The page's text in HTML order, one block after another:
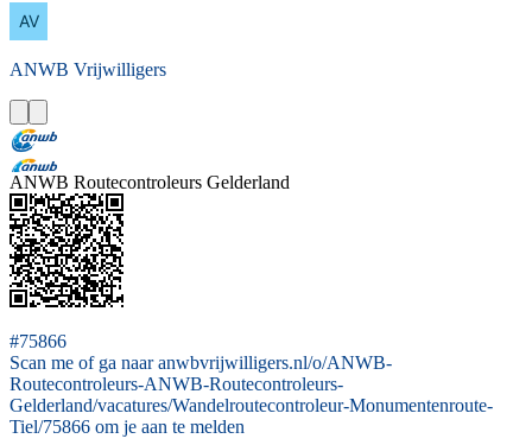
ANWB Vrijwilligers
ANWB Routecontroleurs Gelderland
#75866
Scan me of ga naar anwbvrijwilligers.nl/o/ANWB-
Routecontroleurs-ANWB-Routecontroleurs-
Gelderland/vacatures/Wandelroutecontroleur-Monumentenroute-
Tiel/75866 om je aan te melden